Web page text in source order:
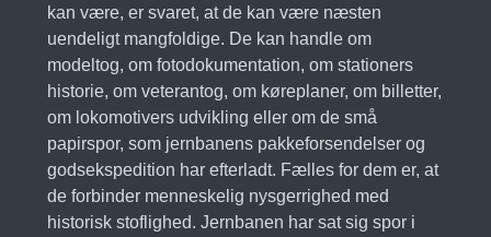
kan være, er svaret, at de kan være næsten
uendeligt mangfoldige. De kan handle om
modeltog, om fotodokumentation, om stationers
historie, om veterantog, om køreplaner, om billetter,
om lokomotivers udvikling eller om de små
papirspor, som jernbanens pakkeforsendelser og
godsekspedition har efterladt. Fælles for dem er, at
de forbinder menneskelig nysgerrighed med
historisk stoflighed. Jernbanen har sat sig spor i